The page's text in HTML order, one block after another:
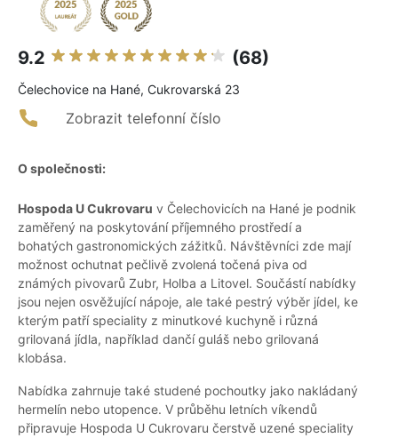
9.2 (68)
Čelechovice na Hané, Cukrovarská 23
Zobrazit telefonní číslo
O společnosti:
Hospoda U Cukrovaru v Čelechovicích na Hané je podnik
zaměřený na poskytování příjemného prostředí a
bohatých gastronomických zážitků. Návštěvníci zde mají
možnost ochutnat pečlivě zvolená točená piva od
známých pivovarů Zubr, Holba a Litovel. Součástí nabídky
jsou nejen osvěžující nápoje, ale také pestrý výběr jídel, ke
kterým patří speciality z minutkové kuchyně i různá
grilovaná jídla, například dančí guláš nebo grilovaná
klobása.
Nabídka zahrnuje také studené pochoutky jako nakládaný
hermelín nebo utopence. V průběhu letních víkendů
připravuje Hospoda U Cukrovaru čerstvě uzené speciality